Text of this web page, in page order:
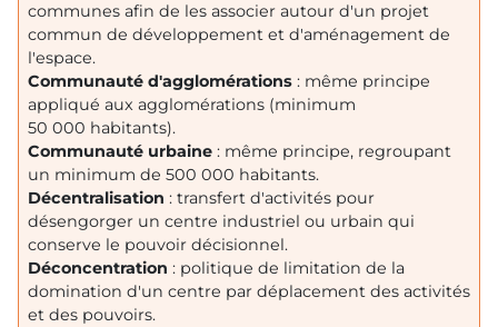
communes afin de les associer autour d'un projet
commun de développement et d'aménagement de
l'espace.
Communauté d'agglomérations : même principe
appliqué aux agglomérations (minimum
50 000 habitants).
Communauté urbaine : même principe, regroupant
un minimum de 500 000 habitants.
Décentralisation : transfert d'activités pour
désengorger un centre industriel ou urbain qui
conserve le pouvoir décisionnel.
Déconcentration : politique de limitation de la
domination d'un centre par déplacement des activités
et des pouvoirs.